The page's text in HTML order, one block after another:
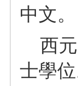
中文。
西元
士學位